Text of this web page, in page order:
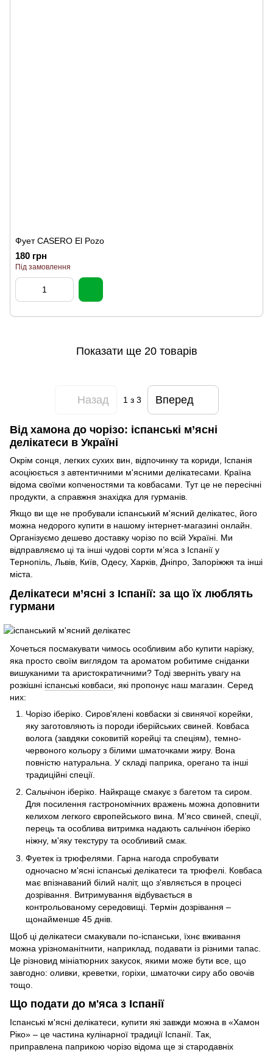
Від хамона до чорізо: іспанські м’ясні
делікатеси в Україні
Окрім сонця, легких сухих вин, відпочинку та кориди, Іспанія
асоціюється з автентичними м'ясними делікатесами. Країна
відома своїми копченостями та ковбасами. Тут це не пересічні
продукти, а справжня знахідка для гурманів.
Якщо ви ще не пробували іспанський м'ясний делікатес, його
можна недорого купити в нашому інтернет-магазині онлайн.
Організуємо дешево доставку чорізо по всій Україні. Ми
відправляємо ці та інші чудові сорти м’яса з Іспанії у
Тернопіль, Львів, Київ, Одесу, Харків, Дніпро, Запоріжжя та інші
міста.
Делікатеси м’ясні з Іспанії: за що їх люблять
гурмани
Хочеться посмакувати чимось особливим або купити нарізку,
яка просто своїм виглядом та ароматом робитиме сніданки
вишуканими та аристократичними? Тоді зверніть увагу на
розкішні іспанські ковбаси , які пропонує наш магазин. Серед
них:
Чорізо іберіко. Сиров'ялені ковбаски зі свинячої корейки,
яку заготовляють із породи іберійських свиней. Ковбаса
волога (завдяки соковитій корейці та спеціям), темно-
червоного кольору з білими шматочками жиру. Вона
повністю натуральна. У складі паприка, орегано та інші
традиційні спеції.
Сальчічон іберіко. Найкраще смакує з багетом та сиром.
Для посилення гастрономічних вражень можна доповнити
келихом легкого європейського вина. М’ясо свиней, спеції,
перець та особлива витримка надають сальчічон іберіко
ніжну, м'яку текстуру та особливий смак.
Фуетек із трюфелями. Гарна нагода спробувати
одночасно м'ясні ​​іспанські делікатеси та трюфелі. Ковбаса
має впізнаваний білий наліт, що з'являється в процесі
дозрівання. Витримування відбувається в
контрольованому середовищі. Термін дозрівання –
щонайменше 45 днів.
Щоб ці делікатеси смакували по-іспанськи, їхнє вживання
можна урізноманітнити, наприклад, подавати із різними тапас.
Це різновид мініатюрних закусок, якими може бути все, що
завгодно: оливки, креветки, горіхи, шматочки сиру або овочів
тощо.
Що подати до м'яса з Іспанії
Іспанські м'ясні делікатеси, купити які завжди можна в «Хамон
Ріко» – це частина кулінарної традиції Іспанії. Так,
приправлена паприкою чорізо відома ще зі стародавніх
Фует CASERO El Pozo
180 грн
Під замовлення
Показати ще 20 товарів
Назад 1 з 3 Вперед